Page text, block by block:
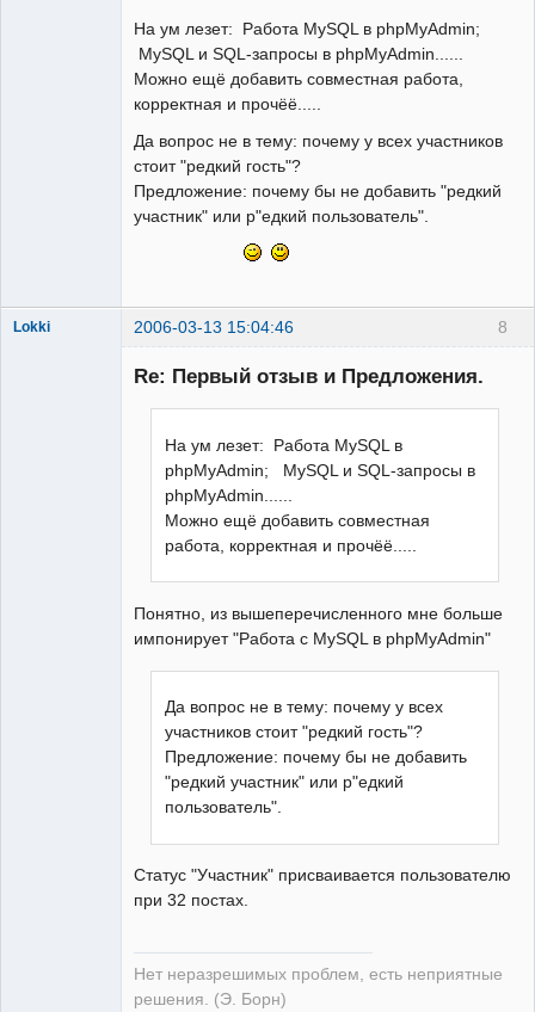
На ум лезет: Работа MySQL в phpMyAdmin;
MySQL и SQL-запросы в phpMyAdmin......
Можно ещё добавить совместная работа,
корректная и прочёё.....
Да вопрос не в тему: почему у всех участников
стоит "редкий гость"?
Предложение: почему бы не добавить "редкий
участник" или р"едкий пользователь".
8
Lokki 2006-03-13 15:04:46
Re: Первый отзыв и Предложения.
На ум лезет: Работа MySQL в
phpMyAdmin; MySQL и SQL-запросы в
phpMyAdmin......
Можно ещё добавить совместная
работа, корректная и прочёё.....
Понятно, из вышеперечисленного мне больше
импонирует "Работа с MySQL в phpMyAdmin"
Да вопрос не в тему: почему у всех
участников стоит "редкий гость"?
Предложение: почему бы не добавить
"редкий участник" или р"едкий
пользователь".
Статус "Участник" присваивается пользователю
при 32 постах.
Нет неразрешимых проблем, есть неприятные
решения. (Э. Борн)